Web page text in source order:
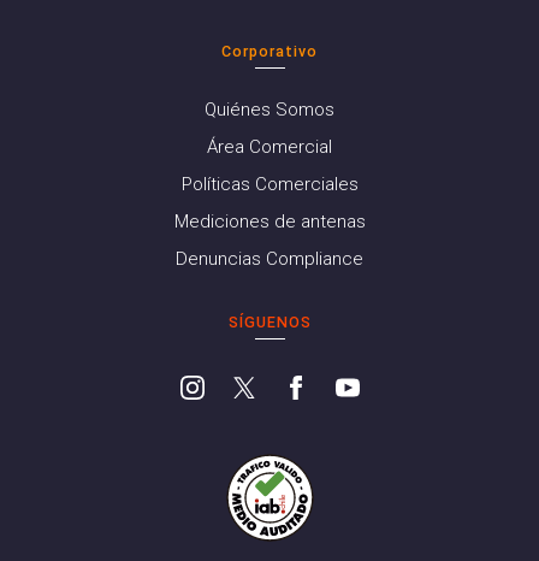
Corporativo
Quiénes Somos
Área Comercial
Políticas Comerciales
Mediciones de antenas
Denuncias Compliance
SÍGUENOS